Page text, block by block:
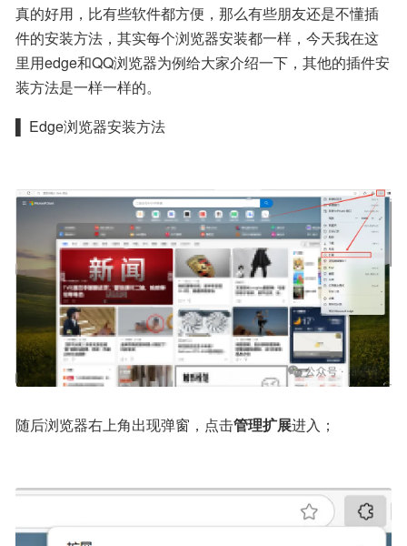
真的好用，比有些软件都方便，那么有些朋友还是不懂插
件的安装方法，其实每个浏览器安装都一样，今天我在这
里用edge和QQ浏览器为例给大家介绍一下，其他的插件安
装方法是一样一样的。
▌ Edge浏览器安装方法
随后浏览器右上角出现弹窗，点击管理扩展进入；